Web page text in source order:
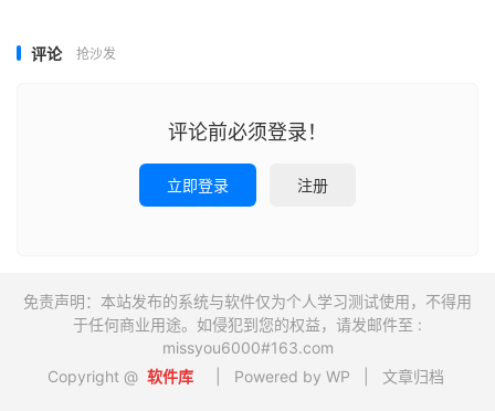
评论 抢沙发
评论前必须登录！
立即登录 注册
免责声明：本站发布的系统与软件仅为个人学习测试使用，不得用
于任何商业用途。如侵犯到您的权益，请发邮件至 :
missyou6000#163.com
Copyright @ 软件库 | Powered by WP | 文章归档